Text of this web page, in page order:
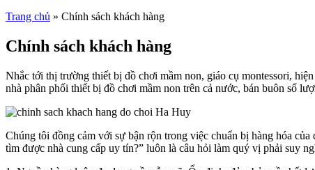
Trang chủ » Chính sách khách hàng
Chính sách khách hàng
Nhắc tới thị trường thiết bị đồ chơi mầm non, giáo cụ montessori,
nhà phân phối thiết bị đồ chơi mầm non trên cả nước, bán buôn số
Chúng tôi đồng cảm với sự bận rộn trong việc chuẩn bị hàng hóa
tìm được nhà cung cấp uy tín?” luôn là câu hỏi làm quý vị phải suy